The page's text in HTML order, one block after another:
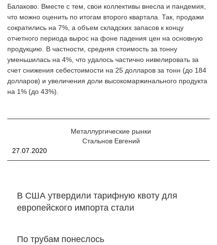
Балаково. Вместе с тем, свои коллективы внесла и пандемия,
что можно оценить по итогам второго квартала. Так, продажи
сократились на 7%, а объем складских запасов к концу
отчетного периода вырос на фоне падения цен на основную
продукцию. В частности, средняя стоимость за тонну
уменьшилась на 4%, что удалось частично нивелировать за
счет снижения себестоимости на 25 долларов за тонн (до 184
долларов) и увеличения доли высокомаржинального продукта
на 1% (до 43%).
Металлургические рынки
Стальнов Евгений
27.07.2020
В США утвердили тарифную квоту для
европейского импорта стали
По трубам понеслось